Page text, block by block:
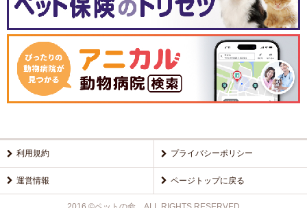
利用規約 プライバシーポリシー
運営情報 ページトップに戻る